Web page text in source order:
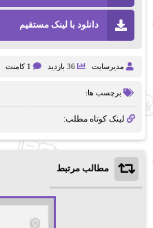
دانلود با لینک مستقیم
مدیرسایت 36 بازدید 1 کامنت
برچسب ها:
لینک کوتاه مطلب:
مطالب مرتبط